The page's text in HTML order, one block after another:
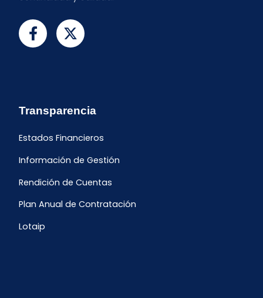
Transparencia
Estados Financieros
Información de Gestión
Rendición de Cuentas
Plan Anual de Contratación
Lotaip